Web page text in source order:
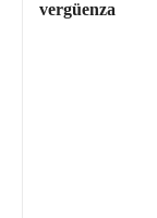
vergüenza